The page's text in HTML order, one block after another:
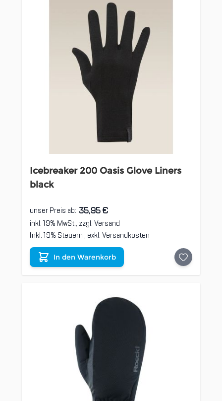
Icebreaker 200 Oasis Glove Liners
black
unser Preis ab: 35,95 €
inkl. 19% MwSt., zzgl.Versand
Inkl. 19% Steuern , exkl.Versandkosten
In den Warenkorb